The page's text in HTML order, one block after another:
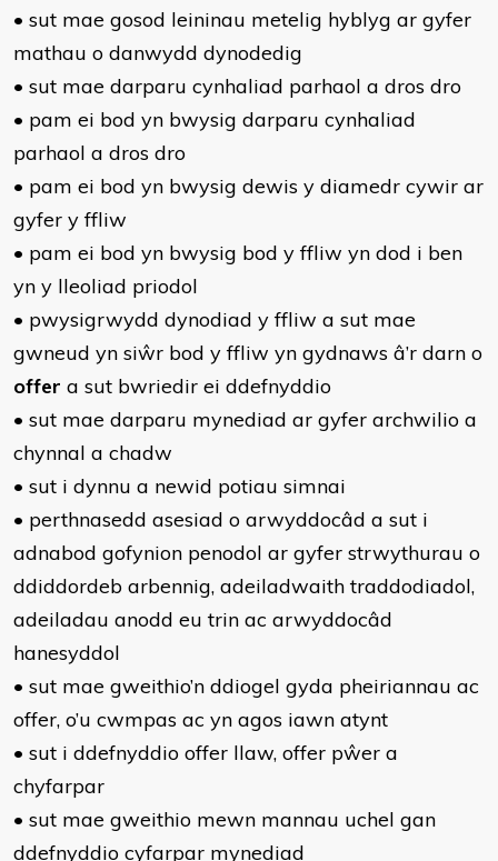
• sut mae gosod leininau metelig hyblyg ar gyfer
mathau o danwydd dynodedig
• sut mae darparu cynhaliad parhaol a dros dro
• pam ei bod yn bwysig darparu cynhaliad
parhaol a dros dro
• pam ei bod yn bwysig dewis y diamedr cywir ar
gyfer y ffliw
• pam ei bod yn bwysig bod y ffliw yn dod i ben
yn y lleoliad priodol
• pwysigrwydd dynodiad y ffliw a sut mae
gwneud yn siŵr bod y ffliw yn gydnaws â’r darn o
offer a sut bwriedir ei ddefnyddio
• sut mae darparu mynediad ar gyfer archwilio a
chynnal a chadw
• sut i dynnu a newid potiau simnai
• perthnasedd asesiad o arwyddocâd a sut i
adnabod gofynion penodol ar gyfer strwythurau o
ddiddordeb arbennig, adeiladwaith traddodiadol,
adeiladau anodd eu trin ac arwyddocâd
hanesyddol
• sut mae gweithio’n ddiogel gyda pheiriannau ac
offer, o’u cwmpas ac yn agos iawn atynt
• sut i ddefnyddio offer llaw, offer pŵer a
chyfarpar
• sut mae gweithio mewn mannau uchel gan
ddefnyddio cyfarpar mynediad